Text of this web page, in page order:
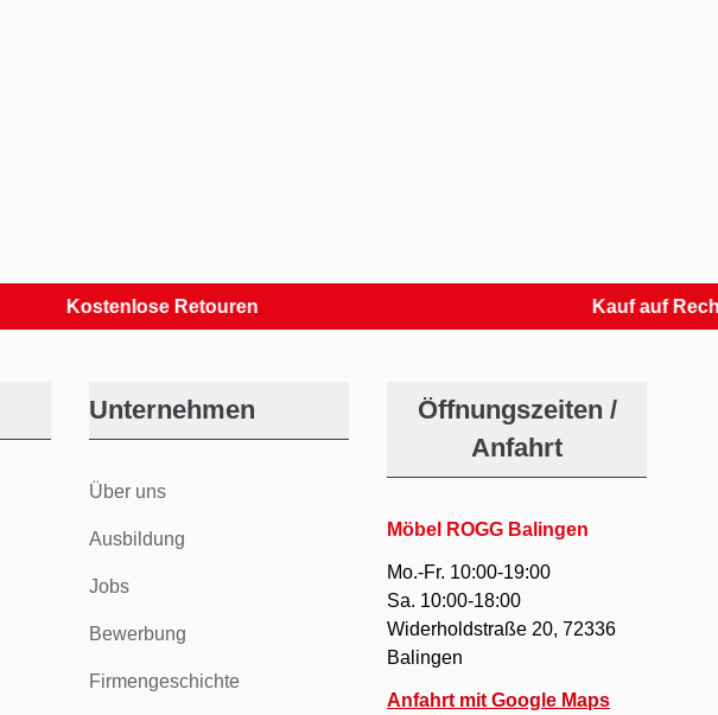
Kostenlose Retouren Kauf auf Rechnung
Unternehmen
Über uns
Ausbildung
Jobs
Bewerbung
Firmengeschichte
Öffnungszeiten /
Anfahrt
Möbel ROGG Balingen
Mo.-Fr. 10:00-19:00
Sa. 10:00-18:00
Widerholdstraße 20, 72336
Balingen
Anfahrt mit Google Maps